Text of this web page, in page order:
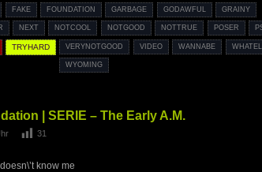
FAKE FOUNDATION GARBAGE GODAWFUL GRAINY
NEXT NOTCOOL NOTGOOD NOTTRUE POSER
TRYHARD VERYNOTGOOD VIDEO WANNABE
WYOMING
| SERIE – The Early A.M.
31
know me